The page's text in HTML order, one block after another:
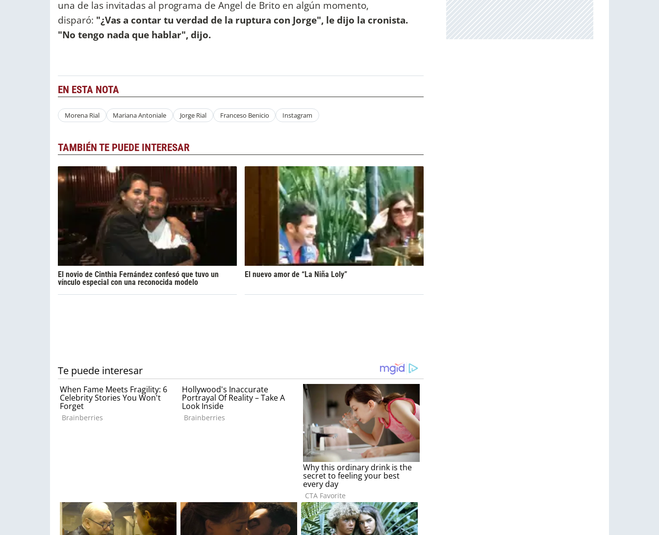
una de las invitadas al programa de Angel de Brito en algún momento,
disparó: "¿Vas a contar tu verdad de la ruptura con Jorge", le dijo la cronista.
"No tengo nada que hablar", dijo.
EN ESTA NOTA
Morena Rial Mariana Antoniale Jorge Rial Franceso Benicio Instagram
TAMBIÉN TE PUEDE INTERESAR
El novio de Cinthia Fernández confesó que tuvo un
vínculo especial con una reconocida modelo
El nuevo amor de “La Niña Loly”